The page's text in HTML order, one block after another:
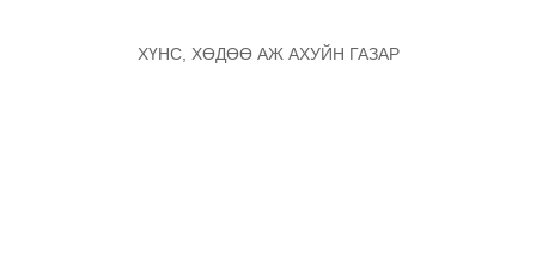
ХҮНС, ХӨДӨӨ АЖ АХУЙН ГАЗАР